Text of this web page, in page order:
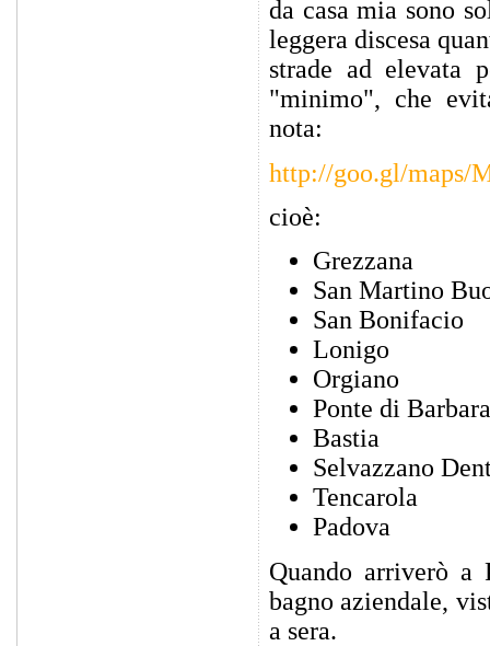
da casa mia sono
leggera discesa
strade ad elevata
"minimo", che
nota:
http://goo.gl/maps/
cioè:
Grezzana
San Martino
San Bonifacio
Lonigo
Orgiano
Ponte di
Bastia
Selvazzano
Tencarola
Padova
Quando arriverò a
bagno aziendale,
a sera.